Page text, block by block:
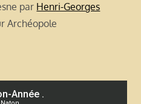
par Henri-Georges
Archéopole